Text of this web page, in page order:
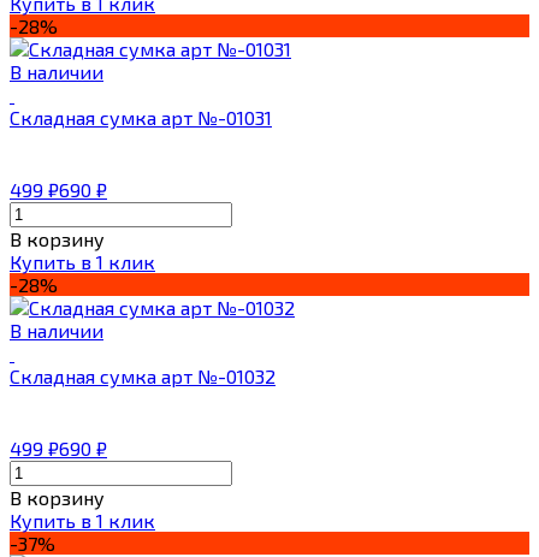
-28%
В наличии
Складная сумка арт №-01031
499 ₽690 ₽
В корзину
Купить в 1 клик
-28%
В наличии
Складная сумка арт №-01032
499 ₽690 ₽
В корзину
Купить в 1 клик
-37%